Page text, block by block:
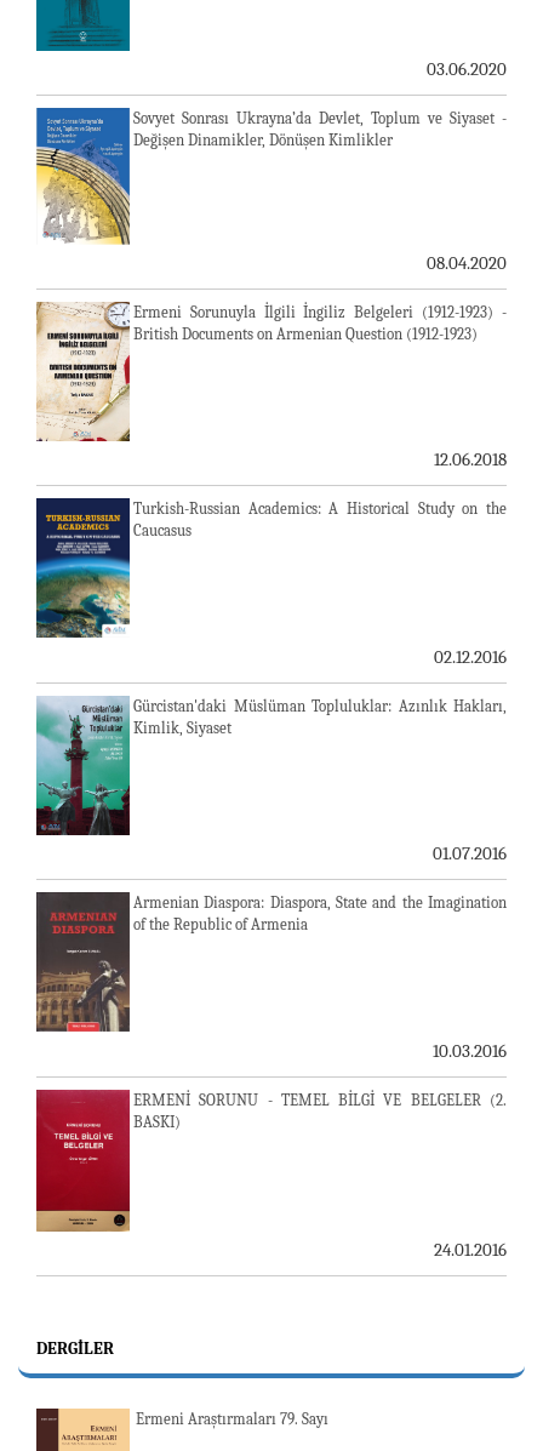
03.06.2020
Sovyet Sonrası Ukrayna’da Devlet, Toplum ve Siyaset -
Değişen Dinamikler, Dönüşen Kimlikler
08.04.2020
Ermeni Sorunuyla İlgili İngiliz Belgeleri (1912-1923) -
British Documents on Armenian Question (1912-1923)
12.06.2018
Turkish-Russian Academics: A Historical Study on the
Caucasus
02.12.2016
Gürcistan'daki Müslüman Topluluklar: Azınlık Hakları,
Kimlik, Siyaset
01.07.2016
Armenian Diaspora: Diaspora, State and the Imagination
of the Republic of Armenia
10.03.2016
ERMENİ SORUNU - TEMEL BİLGİ VE BELGELER (2.
BASKI)
24.01.2016
DERGILER
Ermeni Araştırmaları 79. Sayı